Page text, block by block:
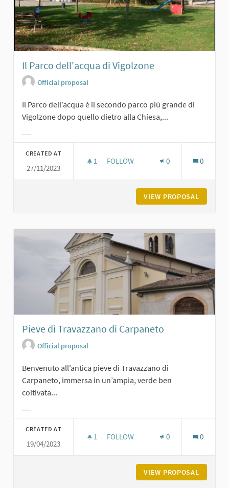
Il Parco dell'acqua di Vigolzone
Official proposal
Il Parco dell’acqua è il secondo parco più grande di
Vigolzone dopo quello dietro alla Chiesa,...
CREATED AT
27/11/2023
1 1 FOLLOWER
FOLLOW 0 0
VIEW PROPOSAL
Pieve di Travazzano di Carpaneto
Official proposal
Benvenuto all’antica pieve di Travazzano di
Carpaneto, immersa in un’ampia, verde ben
coltivata...
CREATED AT
19/04/2023
1 1 FOLLOWER
FOLLOW 0 0
VIEW PROPOSAL